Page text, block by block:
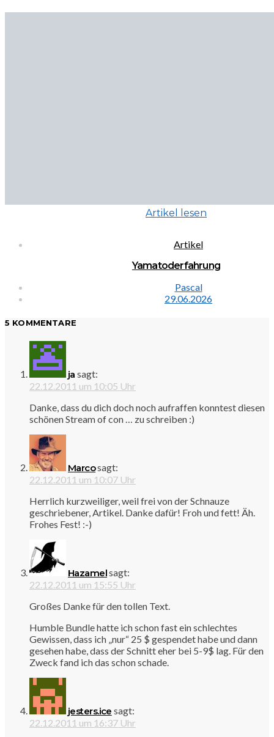
Artikel lesen
Artikel
Yamatoderfahrung
Pascal
29.06.2026
5 KOMMENTARE
ja sagt:
22.12.2011 um 10:05 Uhr
Danke, dass du dich doch noch aufraffen konntest diesen
schönen Stream of con … zu schreiben :)
Marcosagt:
22.12.2011 um 10:07 Uhr
Herrlich kurzweiliger, weil frei von der Schnauze
geschriebener, Artikel. Danke dafür! Froh und fett! Äh.
Frohes Fest! :-)
Hazamelsagt:
22.12.2011 um 15:55 Uhr
Großes Danke für den tollen Text.
Humble Bundle hatte ich schon fast ein schlechtes
Gewissen, dass ich „nur“ 25 $ gespendet habe und dann
gesehen habe, dass der Schnitt eher bei 5-9$ lag. Für den
Zweck fand ich das schon schade.
jesters.ice sagt:
22.12.2011 um 16:37 Uhr